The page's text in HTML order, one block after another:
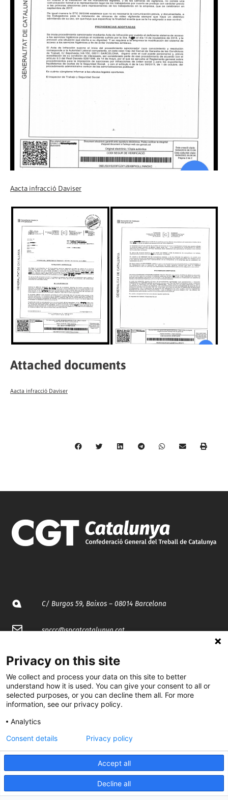
Aacta infracció Daviser
Attached documents
Aacta infracció Daviser
C/ Burgos 59, Baixos – 08014 Barcelona
spccc@spcgtcatalunya.cat
@CGTCatalunya
cgtcatalunya
CGTCatalunya
cgtcatalunya
Desenvolupat per
Privacy on this site
We collect and process your data on this site to better
understand how it is used. You can give your consent to all or
selected purposes, or you can decline them all. For more
information, see our privacy policy.
Analytics
Accept all
Decline all
Consent details Privacy policy